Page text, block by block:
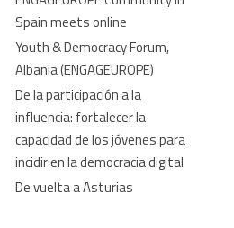
Spain meets online
Youth & Democracy Forum,
Albania (ENGAGEUROPE)
De la participación a la
influencia: fortalecer la
capacidad de los jóvenes para
incidir en la democracia digital
De vuelta a Asturias